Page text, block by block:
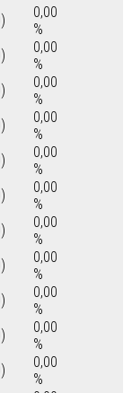
0,00
%
0,00
%
0,00
%
0,00
%
0,00
%
0,00
%
0,00
%
0,00
%
0,00
%
0,00
%
0,00
%